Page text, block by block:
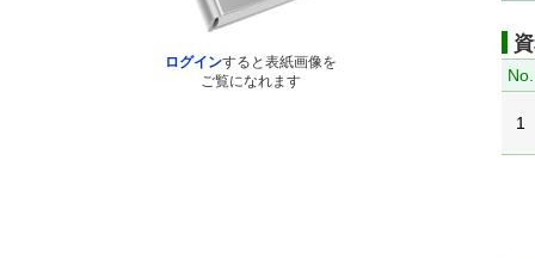
ログインすると表紙画像を
ご覧になれます
No.
1